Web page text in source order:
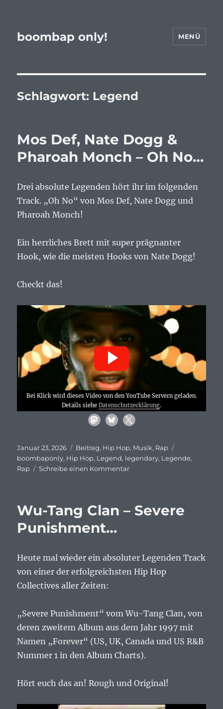
boombap only! MENÜ
Schlagwort: Legend
Mos Def, Nate Dogg &
Pharoah Monch – Oh No…
Drei absolute Legenden hört ihr im folgenden
Track. „Oh No“ von Mos Def, Nate Dogg und
Pharoah Monch!
Ein herrliches Brett mit super prägnanter
Hook, wie die meisten Hooks von Nate Dogg!
Checkt das!
Bei Klick wird dieses Video von den YouTube Servern geladen.
Details siehe Datenschutzerklärung.
Veröffentlicht
am
Januar 23, 2026 Kategorien
Beitrag, Hip Hop, Musik, Rap
boombaponly, Hip Hop, Legend, legendary, Legende,
Rap
Schreibe einen Kommentarzu
Dogg
Oh
No…
Wu-Tang Clan – Severe
Punishment…
Heute mal wieder ein absoluter Legenden Track
von einer der erfolgreichsten Hip Hop
Collectives aller Zeiten:
„Severe Punishment“ vom Wu-Tang Clan, von
deren zweitem Album aus dem Jahr 1997 mit
Namen „Forever“ (US, UK, Canada und US R&B
Nummer 1 in den Album Charts).
Hört euch das an! Rough und Original!